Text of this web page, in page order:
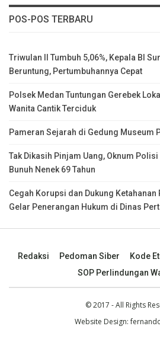
POS-POS TERBARU
Triwulan II Tumbuh 5,06%, Kepala BI
Beruntung, Pertumbuhannya Cepat
Polsek Medan Tuntungan Gerebek
Wanita Cantik Terciduk
Pameran Sejarah di Gedung Museum
Tak Dikasih Pinjam Uang, Oknum
Bunuh Nenek 69 Tahun
Cegah Korupsi dan Dukung Ketahanan
Gelar Penerangan Hukum di Dinas
Redaksi Pedoman Siber
Kode
SOP Perlindungan
© 2017 - All Rights
Website Design: